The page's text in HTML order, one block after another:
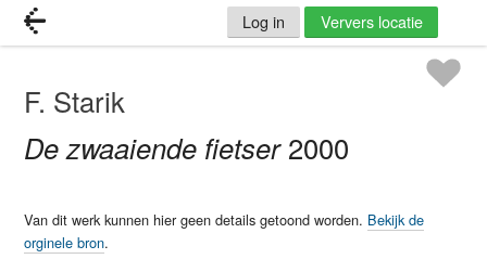
Log in Ververs locatie
F. Starik
De zwaaiende fietser 2000
Van dit werk kunnen hier geen details getoond worden. Bekijk de
orginele bron.